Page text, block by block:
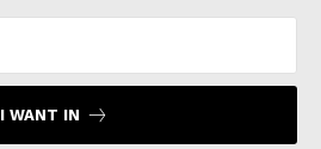
I WANT IN